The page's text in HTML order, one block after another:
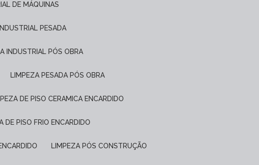
DE MÁQUINAS
INDUSTRIAL PESADA
INDUSTRIAL PÓS OBRA
LIMPEZA PESADA PÓS OBRA
DE PISO CERAMICA ENCARDIDO
DE PISO FRIO ENCARDIDO
LIMPEZA PÓS CONSTRUÇÃO